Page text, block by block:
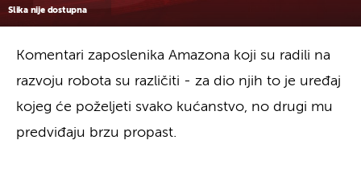
Slika nije dostupna
Komentari zaposlenika Amazona koji su radili na
razvoju robota su različiti - za dio njih to je uređaj
kojeg će poželjeti svako kućanstvo, no drugi mu
predviđaju brzu propast.